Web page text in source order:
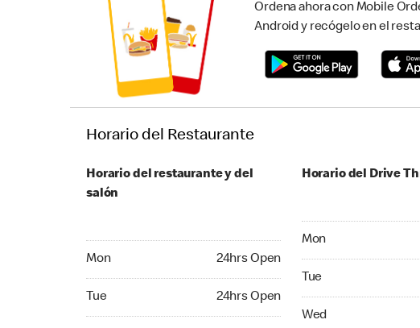
Ordena ahora con Mobile
Android y recógelo en el
Horario del Restaurante
Horario del restaurante y del
salón
Mon 24hrs Open
Tue 24hrs Open
Horario del Drive
Mon
Tue
Wed